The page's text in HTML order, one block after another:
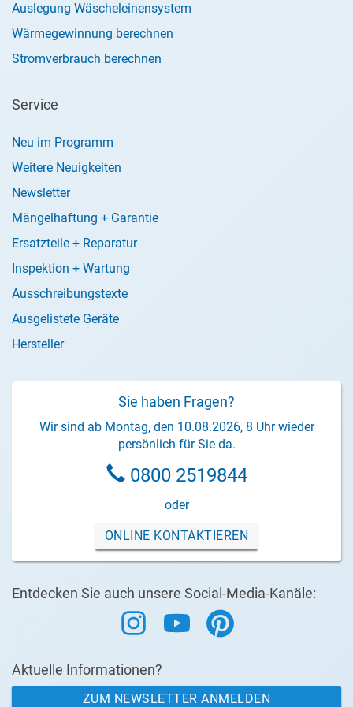
Auslegung Wäscheleinensystem
Wärmegewinnung berechnen
Stromverbrauch berechnen
Service
Neu im Programm
Weitere Neuigkeiten
Newsletter
Mängelhaftung + Garantie
Ersatzteile + Reparatur
Inspektion + Wartung
Ausschreibungstexte
Ausgelistete Geräte
Hersteller
Sie haben Fragen?
Wir sind ab Montag, den 10.08.2026, 8 Uhr wieder
persönlich für Sie da.
0800 2519844
oder
ONLINE KONTAKTIEREN
Entdecken Sie auch unsere Social-Media-Kanäle:
Aktuelle Informationen?
ZUM NEWSLETTER ANMELDEN